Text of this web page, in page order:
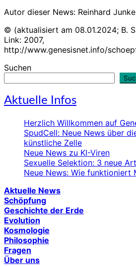
Autor dieser News: Reinhard
© (aktualisiert am 08.01.2024; B.
Link: 2007,
http://www.genesisnet.info/
Suchen
Aktuelle Infos
Herzlich Willkommen auf
SpudCell: Neue News über
künstliche Zelle
Neue News zu KI-Viren
Sexuelle Selektion: 3 neue
Neue News: Wie funktioniert
Aktuelle News
Schöpfung
Geschichte der Erde
Evolution
Kosmologie
Philosophie
Fragen
Über uns